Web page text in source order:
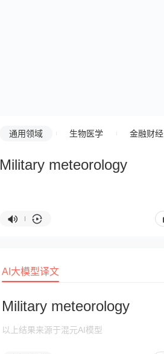
通用领域 生物医学 金融财经
Military meteorology
AI大模型译文
Military meteorology
以上结果来源于混元AI模型